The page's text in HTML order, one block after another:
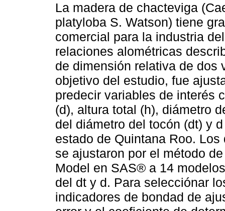
La madera de chacteviga
platyloba S. Watson) tiene
comercial para la industria
relaciones alométricas
de dimensión relativa de dos
objetivo del estudio, fue
predecir variables de interés
(d), altura total (h), diámetro
del diámetro del tocón (dt) y
estado de Quintana Roo.
se ajustaron por el método
Model en SAS® a 14
del dt y d. Para selecciónar
indicadores de bondad de